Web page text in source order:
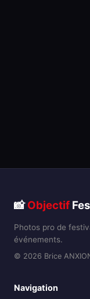
📸Objectif
Photos pro de
événements.
© 2026 Brice
Navigation